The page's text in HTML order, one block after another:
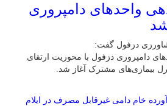
واحدهای دامپروری
دزفول گفت:
دامپروری دزفول با محوریت ارتقای
بیماری‌های مشترک آغاز شد.